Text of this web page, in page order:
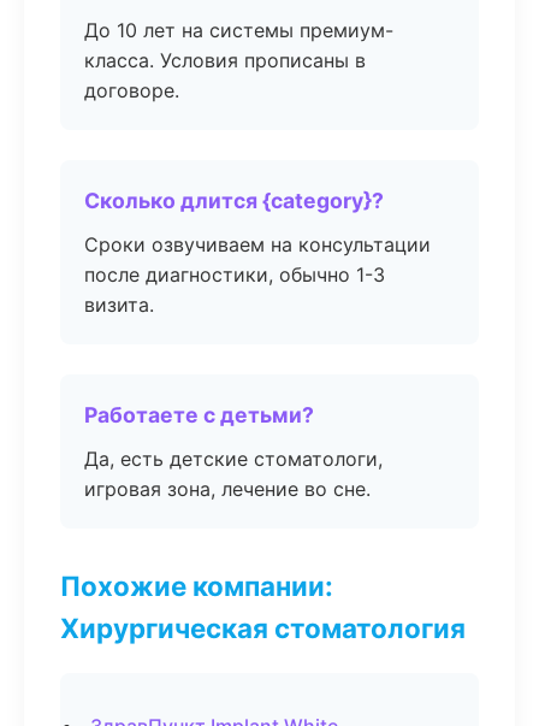
До 10 лет на системы премиум-
класса. Условия прописаны в
договоре.
Сколько длится {category}?
Сроки озвучиваем на консультации
после диагностики, обычно 1-3
визита.
Работаете с детьми?
Да, есть детские стоматологи,
игровая зона, лечение во сне.
Похожие компании:
Хирургическая стоматология